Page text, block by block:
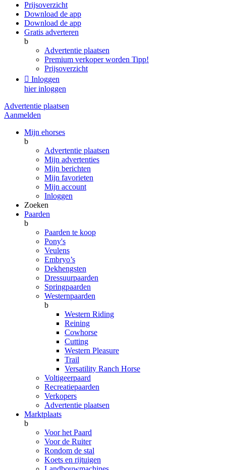
Prijsoverzicht
Download de app
Download de app
Gratis adverteren
b
Advertentie plaatsen
Premium verkoper worden Tipp!
Prijsoverzicht
 Inloggen
hier inloggen
Advertentie plaatsen
Aanmelden
Mijn ehorses
b
Advertentie plaatsen
Mijn advertenties
Mijn berichten
Mijn favorieten
Mijn account
Inloggen
Zoeken
Paarden
b
Paarden te koop
Pony's
Veulens
Embryo’s
Dekhengsten
Dressuurpaarden
Springpaarden
Westernpaarden
b
Western Riding
Reining
Cowhorse
Cutting
Western Pleasure
Trail
Versatility Ranch Horse
Voltigeerpaard
Recreatiepaarden
Verkopers
Advertentie plaatsen
Marktplaats
b
Voor het Paard
Voor de Ruiter
Rondom de stal
Koets en rijtuigen